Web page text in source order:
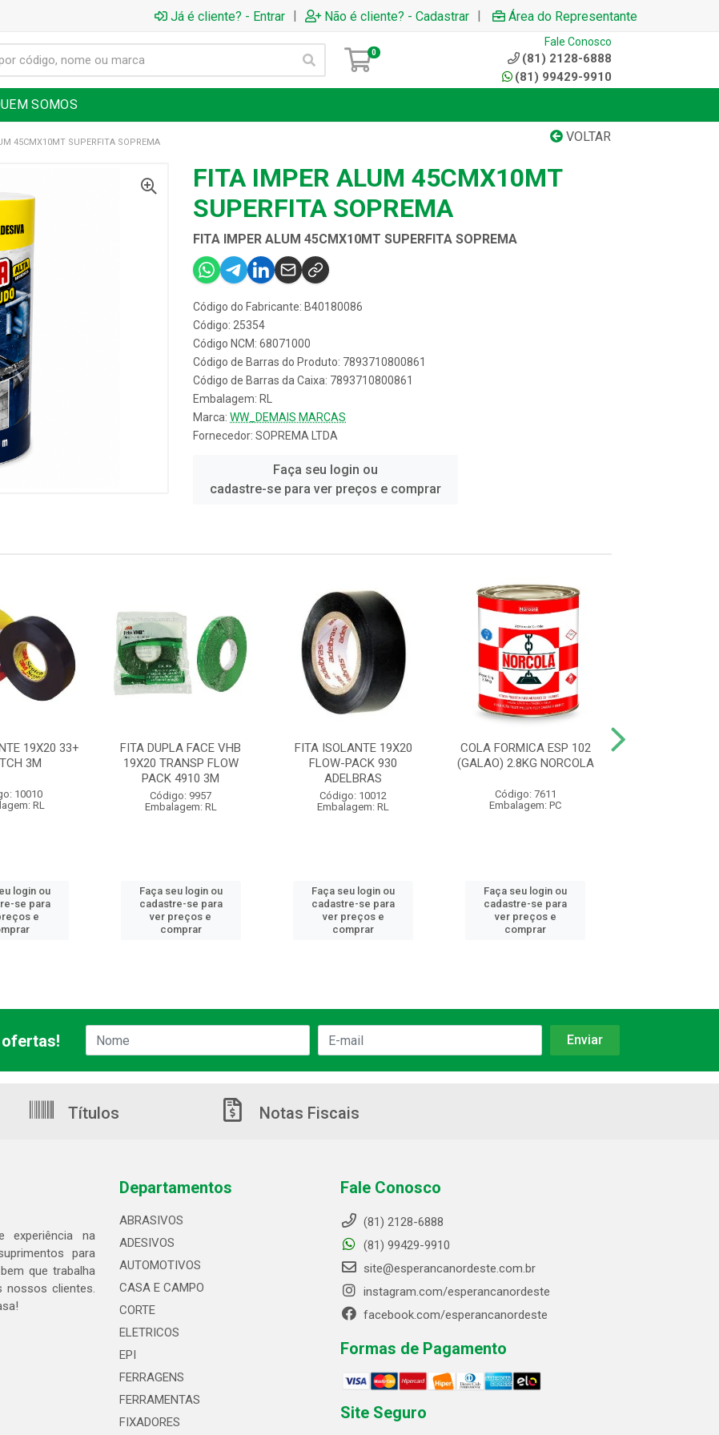
Já é cliente? - Entrar | Não é cliente? - Cadastrar | Área do Representante
0
Fale Conosco
(81) 2128-6888
(81) 99429-9910
SOMOS
VOLTAR
45CMX10MT SUPERFITA SOPREMA
FITA IMPER ALUM 45CMX10MT
SUPERFITA SOPREMA
FITA IMPER ALUM 45CMX10MT SUPERFITA SOPREMA
Código do Fabricante: B40180086
Código: 25354
Código NCM: 68071000
Código de Barras do Produto: 7893710800861
Código de Barras da Caixa: 7893710800861
Embalagem: RL
Marca: WW_DEMAIS MARCAS
Fornecedor: SOPREMA LTDA
Faça seu login ou
cadastre-se para ver preços e comprar
19X20 33+
3M
10010
RL
login ou
se para
e
FITA DUPLA FACE VHB
19X20 TRANSP FLOW
PACK 4910 3M
Código: 9957
Embalagem: RL
Faça seu login ou
cadastre-se para
ver preços e
comprar
FITA ISOLANTE 19X20
FLOW-PACK 930
ADELBRAS
Código: 10012
Embalagem: RL
Faça seu login ou
cadastre-se para
ver preços e
comprar
COLA FORMICA ESP 102
(GALAO) 2.8KG NORCOLA
Código: 7611
Embalagem: PC
Faça seu login ou
cadastre-se para
ver preços e
comprar
Títulos Notas Fiscais
na
para
que trabalha
nossos clientes.
Departamentos
ABRASIVOS
ADESIVOS
AUTOMOTIVOS
CASA E CAMPO
CORTE
ELETRICOS
EPI
FERRAGENS
FERRAMENTAS
FIXADORES
Fale Conosco
(81) 2128-6888
(81) 99429-9910
site@esperancanordeste.com.br
instagram.com/esperancanordeste
facebook.com/esperancanordeste
Formas de Pagamento
Site Seguro